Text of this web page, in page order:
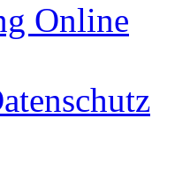
Online